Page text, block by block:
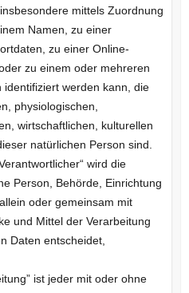
mittels Zuordnung
Namen, zu einer
zu einer Online-
zu einem oder mehreren
werden kann, die
physiologischen,
wirtschaftlichen, kulturellen
natürlichen Person sind.
wird die
Person, Behörde, Einrichtung
oder gemeinsam mit
und Mittel der Verarbeitung
Daten entscheidet,
ist jeder mit oder ohne